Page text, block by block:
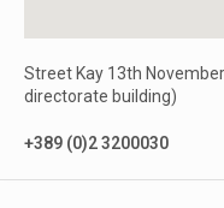
Street Kay 13th
directorate building)
+389 (0)2 3200030